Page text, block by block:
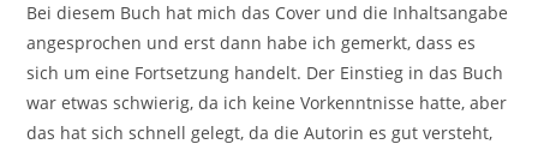
Bei diesem Buch hat mich das Cover und die Inhaltsangabe
angesprochen und erst dann habe ich gemerkt, dass es
sich um eine Fortsetzung handelt. Der Einstieg in das Buch
war etwas schwierig, da ich keine Vorkenntnisse hatte, aber
das hat sich schnell gelegt, da die Autorin es gut versteht,